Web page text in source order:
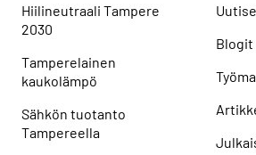
Hiilineutraali Tampere
2030
Tamperelainen
kaukolämpö
Sähkön tuotanto
Tampereella
Blogit